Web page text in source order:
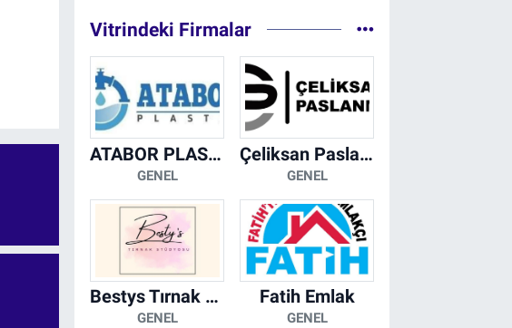
Vitrindeki Firmalar
ATABOR PLASTİK
GENEL
Çeliksan Paslanmaz
GENEL
Bestys Tırnak Stüdyosu
GENEL
Fatih Emlak
GENEL